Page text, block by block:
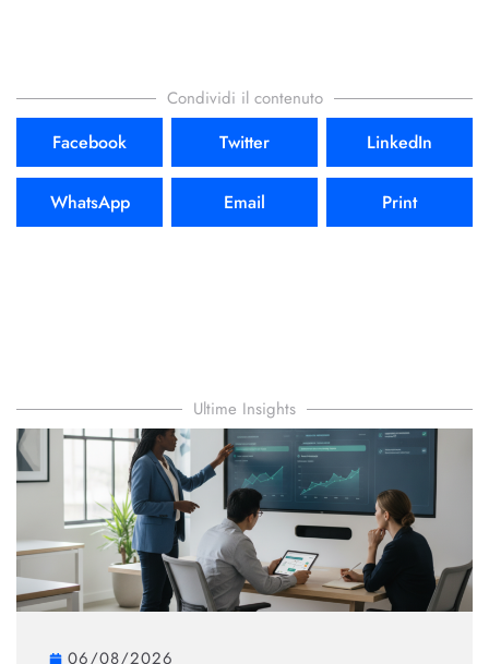
Condividi il contenuto
Facebook Twitter LinkedIn
WhatsApp Email Print
Ultime Insights
06/08/2026